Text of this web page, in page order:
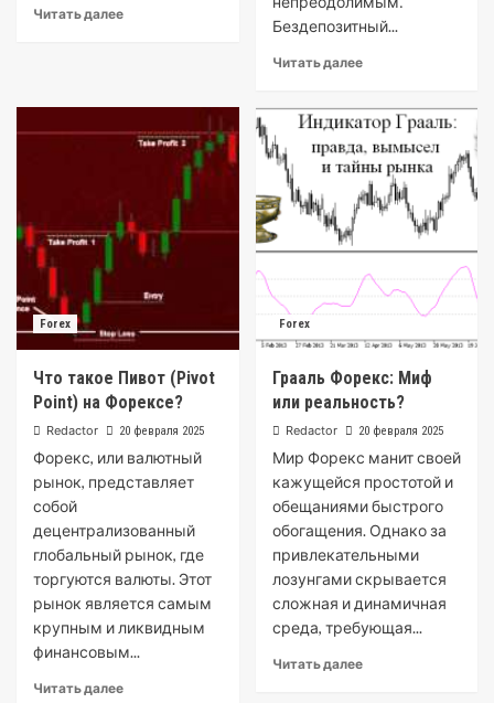
Читать далее
Бездепозитный...
Читать далее
Forex
Что такое Пивот (Pivot
Point) на Форексе?
Redactor 20 февраля 2025
Форекс, или валютный
рынок, представляет
собой
децентрализованный
глобальный рынок, где
торгуются валюты. Этот
рынок является самым
крупным и ликвидным
финансовым...
Читать далее
Forex
Грааль Форекс: Миф
или реальность?
Redactor 20 февраля 2025
Мир Форекс манит своей
кажущейся простотой и
обещаниями быстрого
обогащения. Однако за
привлекательными
лозунгами скрывается
сложная и динамичная
среда, требующая...
Читать далее